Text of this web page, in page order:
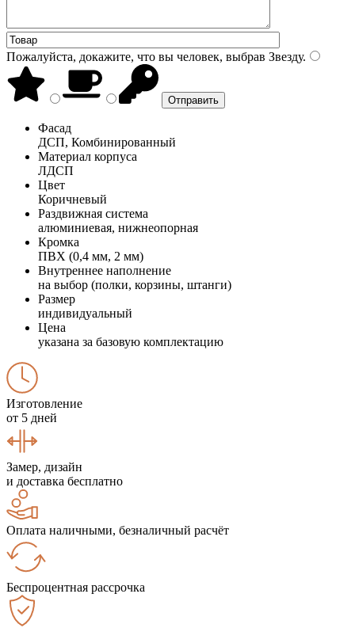
Пожалуйста, докажите, что вы человек, выбрав Звезду.
Фасад
ДСП, Комбинированный
Материал корпуса
ЛДСП
Цвет
Коричневый
Раздвижная система
алюминиевая, нижнеопорная
Кромка
ПВХ (0,4 мм, 2 мм)
Внутреннее наполнение
на выбор (полки, корзины, штанги)
Размер
индивидуальный
Цена
указана за базовую комплектацию
Изготовление
от 5 дней
Замер, дизайн
и доставка бесплатно
Оплата наличными, безналичный расчёт
Беспроцентная рассрочка